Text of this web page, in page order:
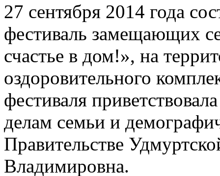
27 сентября 2014 года
фестиваль замещающих
счастье в дом!», на
оздоровительного
фестиваля
делам семьи и
Правительстве
Владимировна.